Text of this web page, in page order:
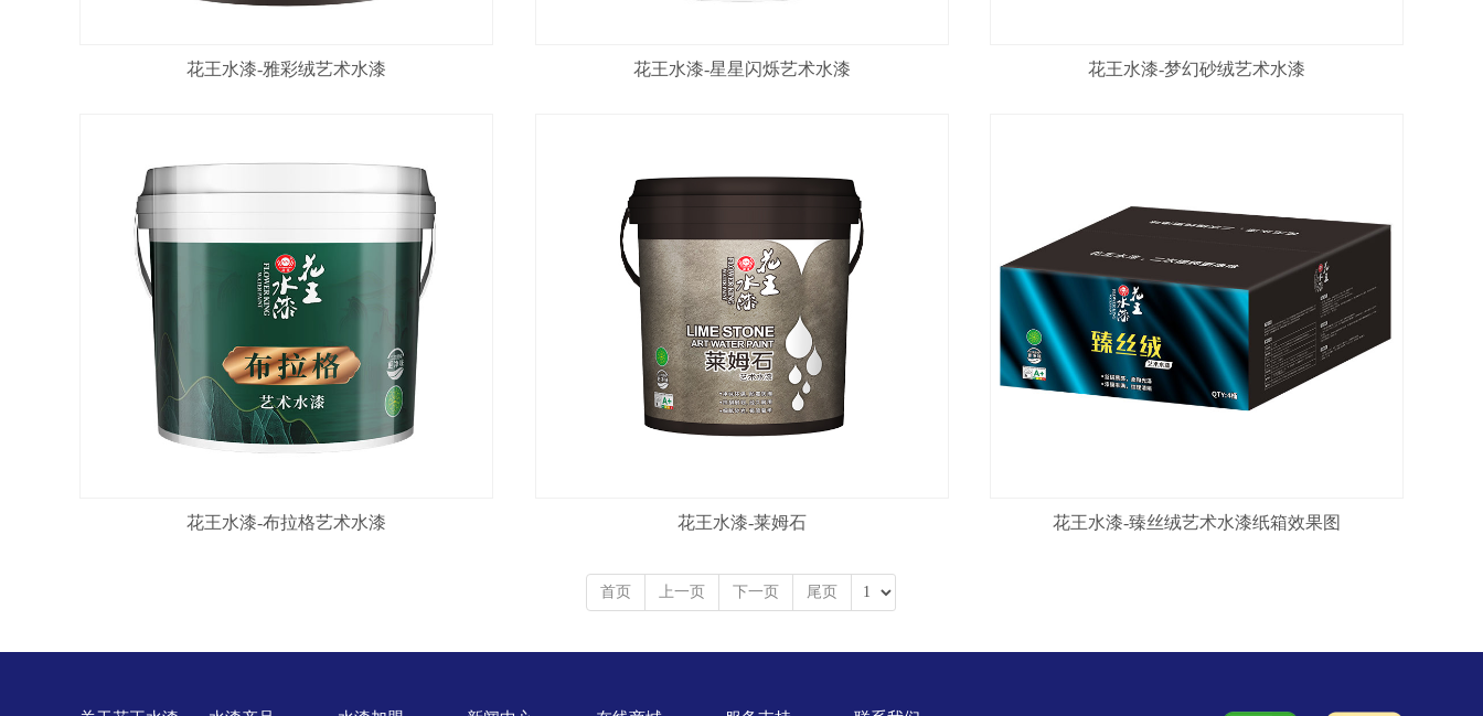
花王水漆-雅彩绒艺术水漆 花王水漆-星星闪烁艺术水漆 花王水漆-梦幻砂绒艺术水漆
花王水漆-布拉格艺术水漆 花王水漆-莱姆石 花王水漆-臻丝绒艺术水漆纸箱效果图
首页 上一页 下一页 尾页